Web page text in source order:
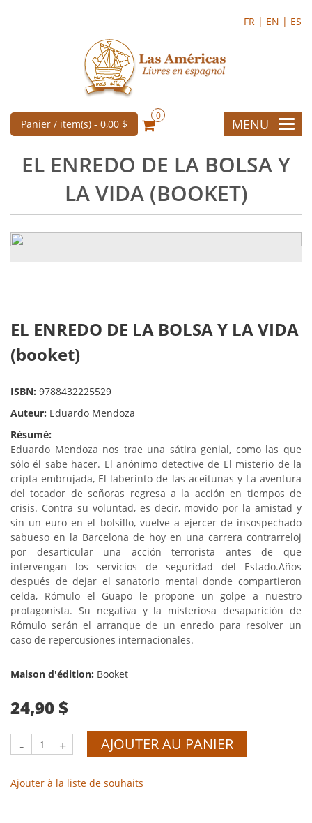
FR | EN | ES
Panier / item(s) - 0,00 $
0
MENU
EL ENREDO DE LA BOLSA Y
LA VIDA (BOOKET)
EL ENREDO DE LA BOLSA Y LA VIDA
(booket)
ISBN: 9788432225529
Auteur: Eduardo Mendoza
Résumé:
Eduardo Mendoza nos trae una sátira genial, como las que
sólo él sabe hacer. El anónimo detective de El misterio de la
cripta embrujada, El laberinto de las aceitunas y La aventura
del tocador de señoras regresa a la acción en tiempos de
crisis. Contra su voluntad, es decir, movido por la amistad y
sin un euro en el bolsillo, vuelve a ejercer de insospechado
sabueso en la Barcelona de hoy en una carrera contrarreloj
por desarticular una acción terrorista antes de que
intervengan los servicios de seguridad del Estado.Años
después de dejar el sanatorio mental donde compartieron
celda, Rómulo el Guapo le propone un golpe a nuestro
protagonista. Su negativa y la misteriosa desaparición de
Rómulo serán el arranque de un enredo para resolver un
caso de repercusiones internacionales.
Maison d'édition: Booket
24,90 $
- + AJOUTER AU PANIER
Ajouter à la liste de souhaits